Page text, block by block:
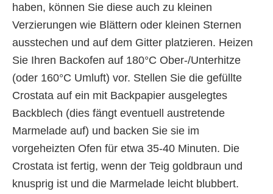
haben, können Sie diese auch zu kleinen
Verzierungen wie Blättern oder kleinen Sternen
ausstechen und auf dem Gitter platzieren. Heizen
Sie Ihren Backofen auf 180°C Ober-/Unterhitze
(oder 160°C Umluft) vor. Stellen Sie die gefüllte
Crostata auf ein mit Backpapier ausgelegtes
Backblech (dies fängt eventuell austretende
Marmelade auf) und backen Sie sie im
vorgeheizten Ofen für etwa 35-40 Minuten. Die
Crostata ist fertig, wenn der Teig goldbraun und
knusprig ist und die Marmelade leicht blubbert.